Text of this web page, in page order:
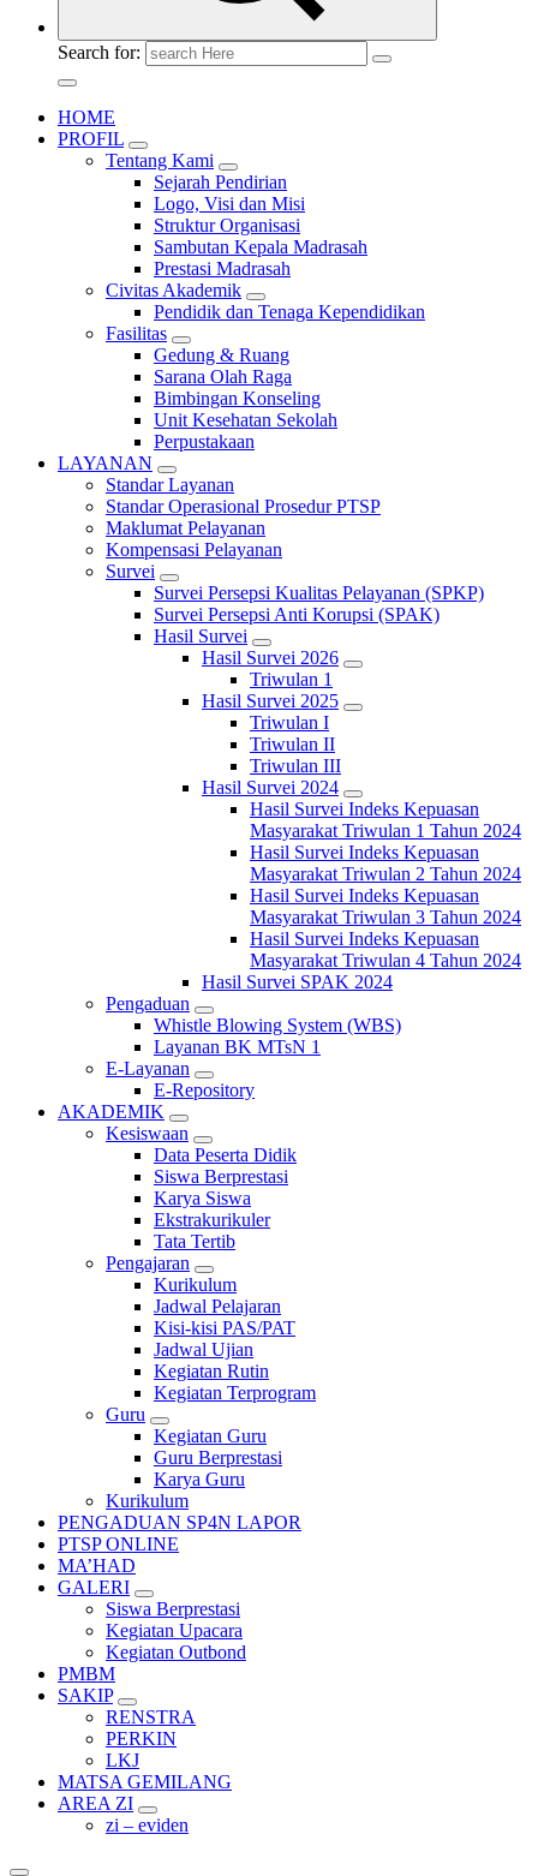
Search for:
HOME
PROFIL
Tentang Kami
Sejarah Pendirian
Logo, Visi dan Misi
Struktur Organisasi
Sambutan Kepala Madrasah
Prestasi Madrasah
Civitas Akademik
Pendidik dan Tenaga Kependidikan
Fasilitas
Gedung & Ruang
Sarana Olah Raga
Bimbingan Konseling
Unit Kesehatan Sekolah
Perpustakaan
LAYANAN
Standar Layanan
Standar Operasional Prosedur PTSP
Maklumat Pelayanan
Kompensasi Pelayanan
Survei
Survei Persepsi Kualitas Pelayanan (SPKP)
Survei Persepsi Anti Korupsi (SPAK)
Hasil Survei
Hasil Survei 2026
Triwulan 1
Hasil Survei 2025
Triwulan I
Triwulan II
Triwulan III
Hasil Survei 2024
Hasil Survei Indeks Kepuasan
Masyarakat Triwulan 1 Tahun 2024
Hasil Survei Indeks Kepuasan
Masyarakat Triwulan 2 Tahun 2024
Hasil Survei Indeks Kepuasan
Masyarakat Triwulan 3 Tahun 2024
Hasil Survei Indeks Kepuasan
Masyarakat Triwulan 4 Tahun 2024
Hasil Survei SPAK 2024
Pengaduan
Whistle Blowing System (WBS)
Layanan BK MTsN 1
E-Layanan
E-Repository
AKADEMIK
Kesiswaan
Data Peserta Didik
Siswa Berprestasi
Karya Siswa
Ekstrakurikuler
Tata Tertib
Pengajaran
Kurikulum
Jadwal Pelajaran
Kisi-kisi PAS/PAT
Jadwal Ujian
Kegiatan Rutin
Kegiatan Terprogram
Guru
Kegiatan Guru
Guru Berprestasi
Karya Guru
Kurikulum
PENGADUAN SP4N LAPOR
PTSP ONLINE
MA’HAD
GALERI
Siswa Berprestasi
Kegiatan Upacara
Kegiatan Outbond
PMBM
SAKIP
RENSTRA
PERKIN
LKJ
MATSA GEMILANG
AREA ZI
zi – eviden